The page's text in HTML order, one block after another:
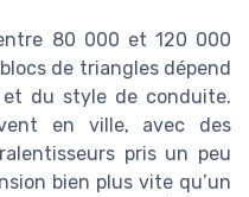
80 000 et 120 000
de triangles dépend
du style de conduite.
en ville, avec des
pris un peu
bien plus vite qu’un